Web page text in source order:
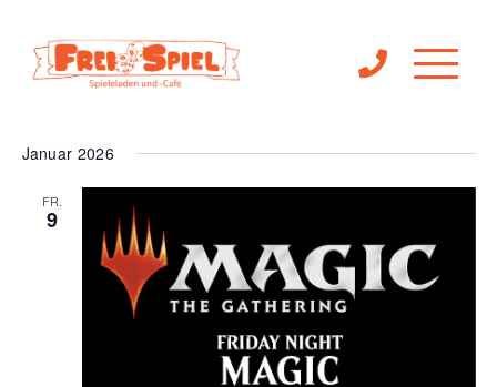
Suche
und
09.01.2026 - 30.01.2026
Januar 2026
FR.
9